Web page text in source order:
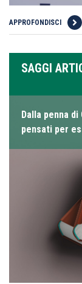
APPROFONDISCI
SAGGI
Dalla penna
pensati per